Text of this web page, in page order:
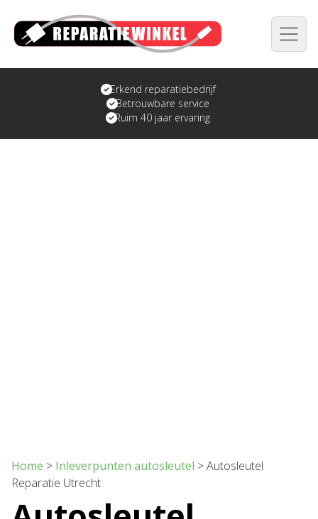
Erkend reparatiebedrijf
Betrouwbare service
Ruim 40 jaar ervaring
Home > Inleverpunten autosleutel >Autosleutel
Reparatie Utrecht